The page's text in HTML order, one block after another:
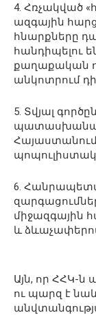
4. Հռչակված
ազգային
հնարքները
հանդիպելու
քաղաքական
անկոտրում
5. Տվյալ
6.
միջազգային
և
Այն, որ ՀՀԿ-ն
ու պարզ է